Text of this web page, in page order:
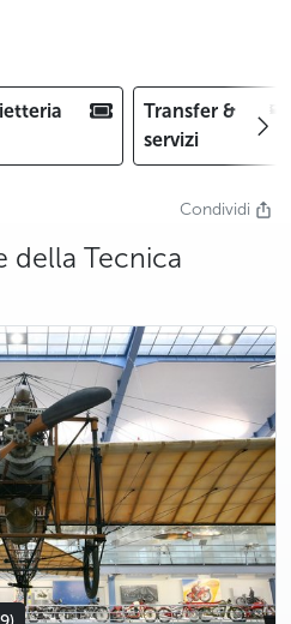
Transfer &
servizi
Condividi
della Tecnica